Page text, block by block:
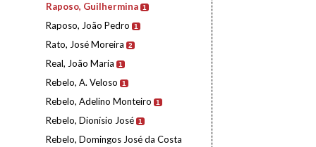
Raposo, Guilhermina 1
Raposo, João Pedro 1
Rato, José Moreira 2
Real, João Maria 1
Rebelo, A. Veloso 1
Rebelo, Adelino Monteiro 1
Rebelo, Dionísio José 1
Rebelo, Domingos José da Costa